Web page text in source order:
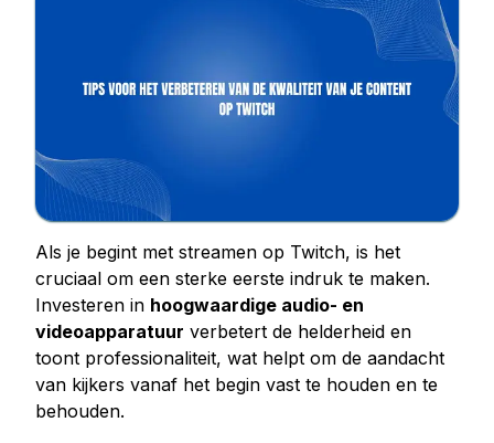
Facebook foto likes kopen
Facebook profiel volgers kopen
Facebook-videoweergaven kopen
Telegram Diensten
Telegram Kanaal Leden Kopen
Telegram Groepsleden kopen
Telegram volgers kopen
Telegram leden kopen
Telegram abonnees kopen
Telegrammen kopen
Als je begint met streamen op Twitch, is het
cruciaal om een sterke eerste indruk te maken.
Investeren in hoogwaardige audio- en
videoapparatuur verbetert de helderheid en
toont professionaliteit, wat helpt om de aandacht
van kijkers vanaf het begin vast te houden en te
behouden.